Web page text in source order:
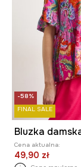
-58%
FINAL SALE
Cena aktualna:
49,90 zł